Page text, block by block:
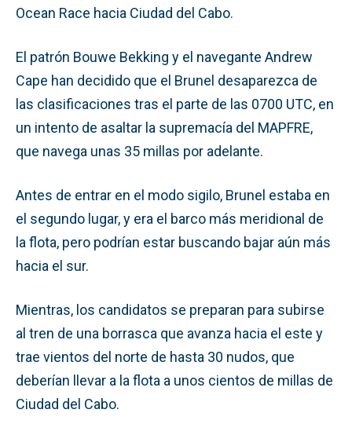
Ocean Race hacia Ciudad del Cabo.
El patrón Bouwe Bekking y el navegante Andrew
Cape han decidido que el Brunel desaparezca de
las clasificaciones tras el parte de las 0700 UTC, en
un intento de asaltar la supremacía del MAPFRE,
que navega unas 35 millas por adelante.
Antes de entrar en el modo sigilo, Brunel estaba en
el segundo lugar, y era el barco más meridional de
la flota, pero podrían estar buscando bajar aún más
hacia el sur.
Mientras, los candidatos se preparan para subirse
al tren de una borrasca que avanza hacia el este y
trae vientos del norte de hasta 30 nudos, que
deberían llevar a la flota a unos cientos de millas de
Ciudad del Cabo.